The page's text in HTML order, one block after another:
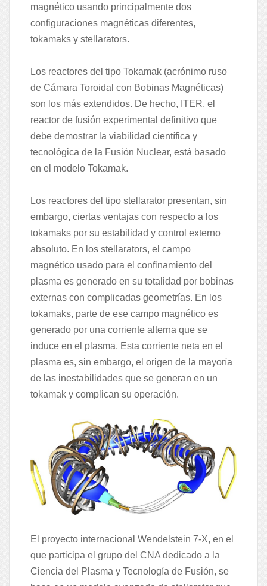
magnético usando principalmente dos
configuraciones magnéticas diferentes,
tokamaks y stellarators.
Los reactores del tipo Tokamak (acrónimo ruso
de Cámara Toroidal con Bobinas Magnéticas)
son los más extendidos. De hecho, ITER, el
reactor de fusión experimental definitivo que
debe demostrar la viabilidad científica y
tecnológica de la Fusión Nuclear, está basado
en el modelo Tokamak.
Los reactores del tipo stellarator presentan, sin
embargo, ciertas ventajas con respecto a los
tokamaks por su estabilidad y control externo
absoluto. En los stellarators, el campo
magnético usado para el confinamiento del
plasma es generado en su totalidad por bobinas
externas con complicadas geometrías. En los
tokamaks, parte de ese campo magnético es
generado por una corriente alterna que se
induce en el plasma. Esta corriente neta en el
plasma es, sin embargo, el origen de la mayoría
de las inestabilidades que se generan en un
tokamak y complican su operación.
El proyecto internacional Wendelstein 7-X, en el
que participa el grupo del CNA dedicado a la
Ciencia del Plasma y Tecnología de Fusión, se